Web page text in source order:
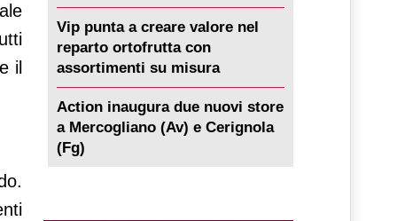
il
Vip punta a creare valore nel
reparto ortofrutta con
assortimenti su misura
Action inaugura due nuovi store
a Mercogliano (Av) e Cerignola
(Fg)